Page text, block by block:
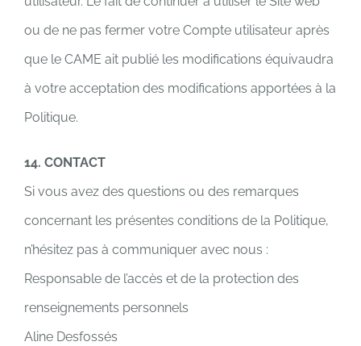
ou de ne pas fermer votre Compte utilisateur après
que le CAME ait publié les modifications équivaudra
à votre acceptation des modifications apportées à la
Politique.
14. CONTACT
Si vous avez des questions ou des remarques
concernant les présentes conditions de la Politique,
n’hésitez pas à communiquer avec nous :
Responsable de l’accès et de la protection des
renseignements personnels
Aline Desfossés